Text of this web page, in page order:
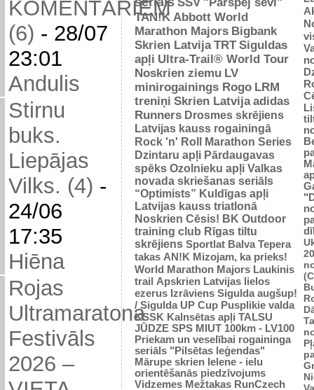
KOMENTĀRIEM
(6) - 28/07
23:01
Andulis
Stirnu
buks.
Liepājas
Vilks. (4) -
24/06
17:35
Hiēna
Rojas
Ultramaratona
Festivāls
2026 –
TAN!K Abbott World
Marathon Majors Bigbank
Skrien Latvija TRT Siguldas
apļi Ultra-Trail® World Tour
Noskrien ziemu LV
minirogainings Rogo LRM
treniņi Skrien Latvija adidas
Runners Drosmes skrējiens
Latvijas kauss rogainingā
Rock 'n' Roll Marathon Series
Dzintaru apļi Pārdaugavas
spēks Ozolnieku apļi Valkas
novada skriešanas seriāls
“Optimists” Kuldīgas apļi
Latvijas kauss triatlonā
Noskrien Cēsis! BK Outdoor
training club Rīgas tiltu
skrējiens Sportlat Balva Tepera
takas AN!K Mizojam, ka prieks!
World Marathon Majors Laukinis
trail Apskrien Latvijas lielos
ezerus Izrāviens Sigulda augšup!
/ Sigulda UP Cup Pusplikie valda
KSSK Kalnsētas apļi TALSU
JŪDZE SPS MIUT 100km - LV100
Priekam un veselībai rogaininga
seriāls "Pilsētas leģendas"
Mārupe skrien Ielene - ielu
orientēšanās piedzīvojums
Vidzemes Mežtakas RunCzech